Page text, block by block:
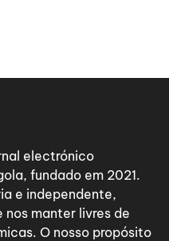
electrónico
fundado em 2021.
e independente,
nos manter livres de
O nosso propósito